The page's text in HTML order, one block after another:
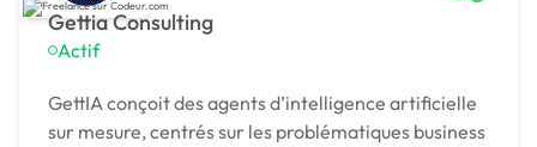
Gettia Consulting
Actif
GettIA conçoit des agents d’intelligence artificielle
sur mesure, centrés sur les problématiques business